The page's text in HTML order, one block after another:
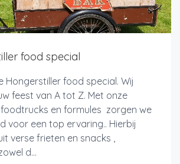
food special
Hongerstiller food special. Wij
feest van A tot Z. Met onze
en formules zorgen we
voor een top ervaring.. Hierbij
verse frieten en snacks ,
d...